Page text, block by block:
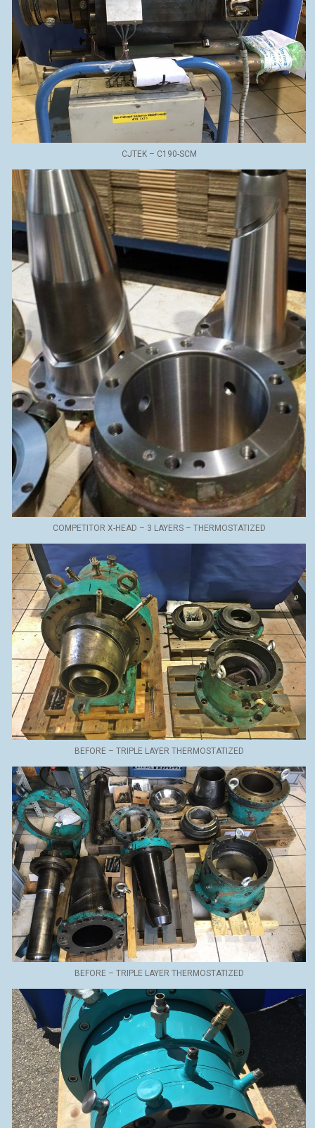
CJTEK – C190-SCM
COMPETITOR X-HEAD – 3 LAYERS – THERMOSTATIZED
BEFORE – TRIPLE LAYER THERMOSTATIZED
BEFORE – TRIPLE LAYER THERMOSTATIZED